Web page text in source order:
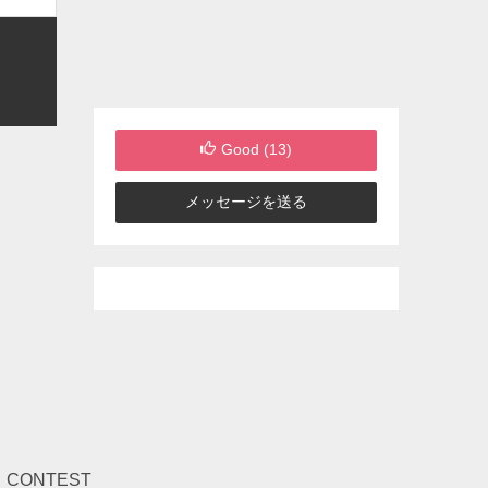
Good (13)
メッセージを送る
CONTEST